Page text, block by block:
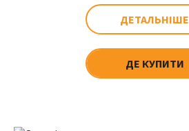
ДЕТАЛЬНІШЕ
ДЕ КУПИТИ